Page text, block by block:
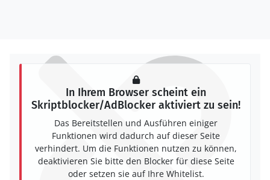
In Ihrem Browser scheint ein
Skriptblocker/AdBlocker aktiviert zu sein!
Das Bereitstellen und Ausführen einiger
Funktionen wird dadurch auf dieser Seite
verhindert. Um die Funktionen nutzen zu können,
deaktivieren Sie bitte den Blocker für diese Seite
oder setzen sie auf Ihre Whitelist.